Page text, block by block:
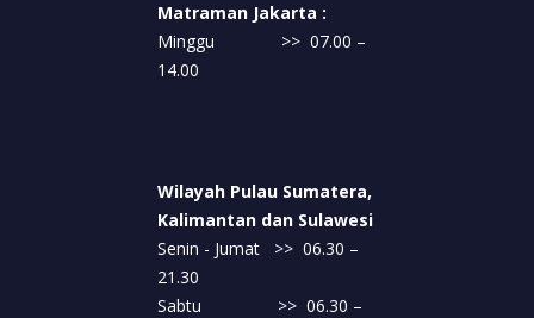
Matraman Jakarta :
Minggu >> 07.00 –
14.00
Wilayah Pulau Sumatera,
Kalimantan dan Sulawesi
Senin - Jumat >> 06.30 –
21.30
Sabtu >> 06.30 –